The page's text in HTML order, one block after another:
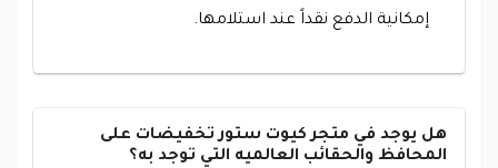
إمكانية الدفع نقداً عند استلامها.
هل يوجد في متجر كيوت ستور تخفيضات على
المحافظ والحقائب العالميه التي توجد به؟